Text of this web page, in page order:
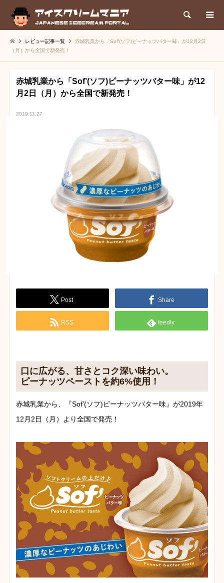
検索
レビュー記事一覧
赤城乳業から「Sof’(ソフ)ピーナッツバター味」が12月2日
（月）から全国で新発売！
赤城乳業から「Sof’(ソフ)ピーナッツバター味」が12
月2日（月）から全国で新発売！
2019.11.27
Post Share
RSS feedly
口に広がる、甘さとコク深い味わい。
ピーナッツペーストを約6%使用！
赤城乳業から、『Sof’(ソフ)ピーナッツバター味』が2019年
12月2日（月）より全国で発売！